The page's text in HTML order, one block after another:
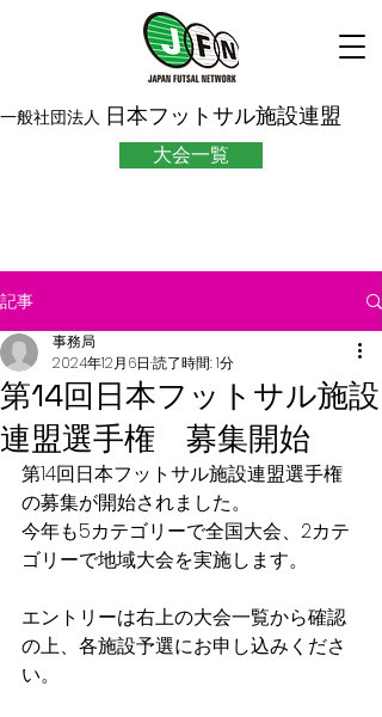
一般社団法人 日本フットサル施設連盟
大会一覧
記事
第14回日本フットサル施設
連盟選手権 募集開始
事務局
2024年12月6日 読了時間: 1分
第14回日本フットサル施設連盟選手権
の募集が開始されました。
今年も5カテゴリーで全国大会、2カテ
ゴリーで地域大会を実施します。
エントリーは右上の大会一覧から確認
の上、各施設予選にお申し込みくださ
い。